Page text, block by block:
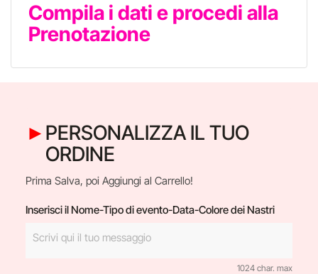
Compila i dati e procedi alla
Prenotazione
PERSONALIZZA IL TUO
ORDINE
Prima Salva, poi Aggiungi al Carrello!
Inserisci il Nome-Tipo di evento-Data-Colore dei Nastri
1024 char. max